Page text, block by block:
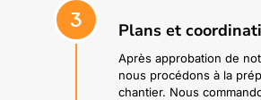
3 Plans et
Après approbation de
nous procédons à la
chantier. Nous